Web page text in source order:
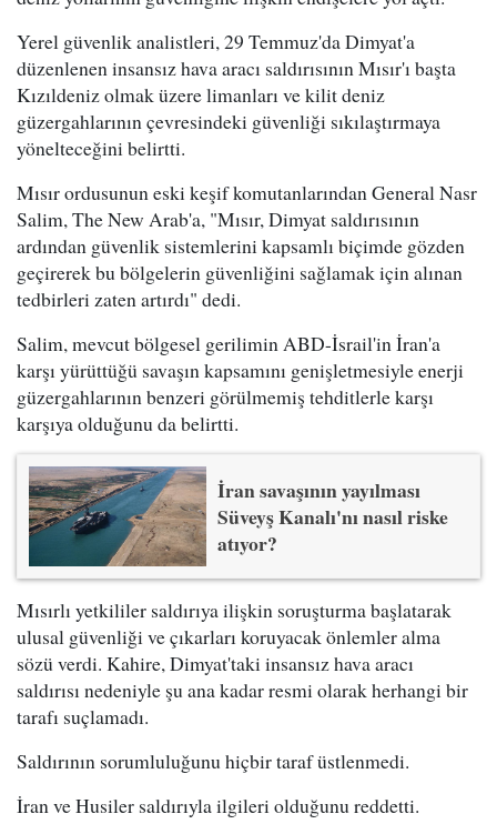
Yerel güvenlik analistleri, 29 Temmuz'da Dimyat'a
düzenlenen insansız hava aracı saldırısının Mısır'ı başta
Kızıldeniz olmak üzere limanları ve kilit deniz
güzergahlarının çevresindeki güvenliği sıkılaştırmaya
yönelteceğini belirtti.
Mısır ordusunun eski keşif komutanlarından General Nasr
Salim, The New Arab'a, "Mısır, Dimyat saldırısının
ardından güvenlik sistemlerini kapsamlı biçimde gözden
geçirerek bu bölgelerin güvenliğini sağlamak için alınan
tedbirleri zaten artırdı" dedi.
Salim, mevcut bölgesel gerilimin ABD-İsrail'in İran'a
karşı yürüttüğü savaşın kapsamını genişletmesiyle enerji
güzergahlarının benzeri görülmemiş tehditlerle karşı
karşıya olduğunu da belirtti.
İran savaşının yayılması
Süveyş Kanalı'nı nasıl riske
atıyor?
Mısırlı yetkililer saldırıya ilişkin soruşturma başlatarak
ulusal güvenliği ve çıkarları koruyacak önlemler alma
sözü verdi. Kahire, Dimyat'taki insansız hava aracı
saldırısı nedeniyle şu ana kadar resmi olarak herhangi bir
tarafı suçlamadı.
Saldırının sorumluluğunu hiçbir taraf üstlenmedi.
İran ve Husiler saldırıyla ilgileri olduğunu reddetti.